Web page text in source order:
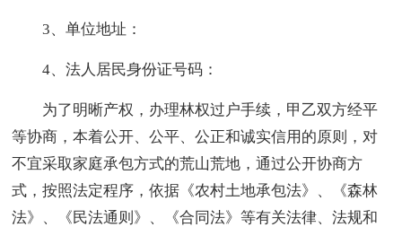
3、单位地址：
4、法人居民身份证号码：
为了明晰产权，办理林权过户手续，甲乙双方经平
等协商，本着公开、公平、公正和诚实信用的原则，对
不宜采取家庭承包方式的荒山荒地，通过公开协商方
式，按照法定程序，依据《农村土地承包法》、《森林
法》、《民法通则》、《合同法》等有关法律、法规和